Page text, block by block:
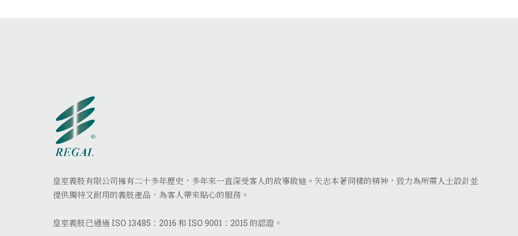
皇室義肢有限公司擁有二十多年歷史，多年來一直深受客人的故事啟迪。矢志本著同樣的精神，致力為所需人士設計並
提供獨特又耐用的義肢產品，為客人帶來貼心的服務。
皇室義肢已通過 ISO 13485：2016 和 ISO 9001：2015 的認證。